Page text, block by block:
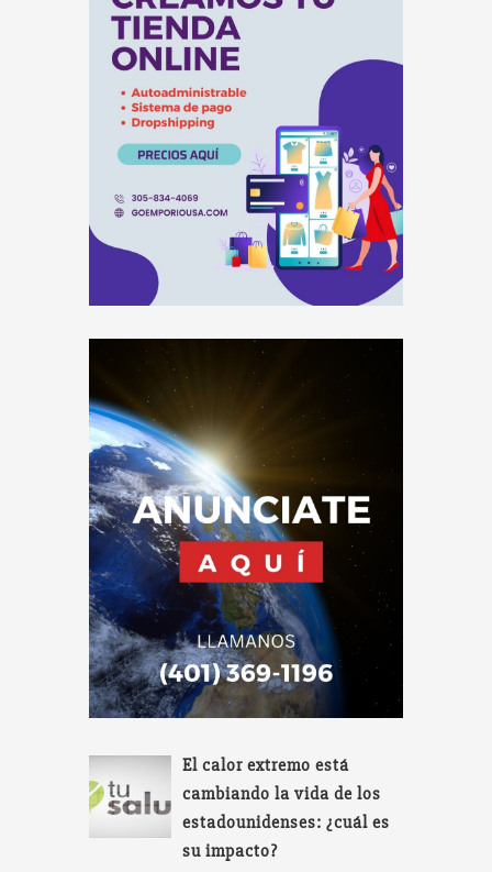
El calor extremo está
cambiando la vida de los
estadounidenses: ¿cuál es
su impacto?